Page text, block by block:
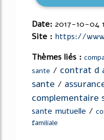
Date: 2017-10-04
Site : https://
Thèmes liés :
sante / contrat d
sante /
complementaire
sante mutuelle /
familiale